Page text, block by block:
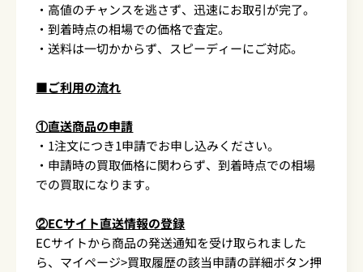
・高値のチャンスを逃さず、迅速にお取引が完了。
・到着時点の相場での価格で査定。
・送料は一切かからず、スピーディーにご対応。
■ご利用の流れ
①直送商品の申請
・1注文につき1申請でお申し込みください。
・申請時の買取価格に関わらず、到着時点での相場
での買取になります。
②ECサイト直送情報の登録
ECサイトから商品の発送通知を受け取られました
ら、マイページ>買取履歴の該当申請の詳細ボタン押